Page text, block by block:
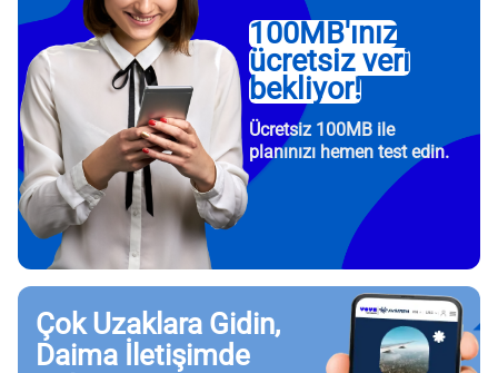
100MB'ınız
ücretsiz veri
bekliyor!
Ücretsiz 100MB ile
planınızı hemen test edin.
Çok Uzaklara Gidin,
Daima İletişimde